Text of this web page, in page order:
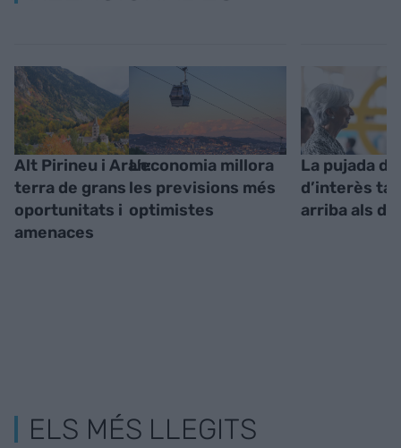
Alt Pirineu i Aran:
terra de grans
oportunitats i
amenaces
L’economia millora
les previsions més
optimistes
La pujada
d’interès
arriba als
ELS MÉS LLEGITS